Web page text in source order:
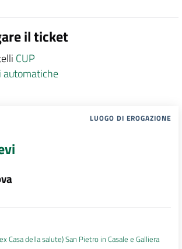
il ticket
CUP
LUOGO DI EROGAZIONE
Casa della salute) San Pietro in Casale e Galliera